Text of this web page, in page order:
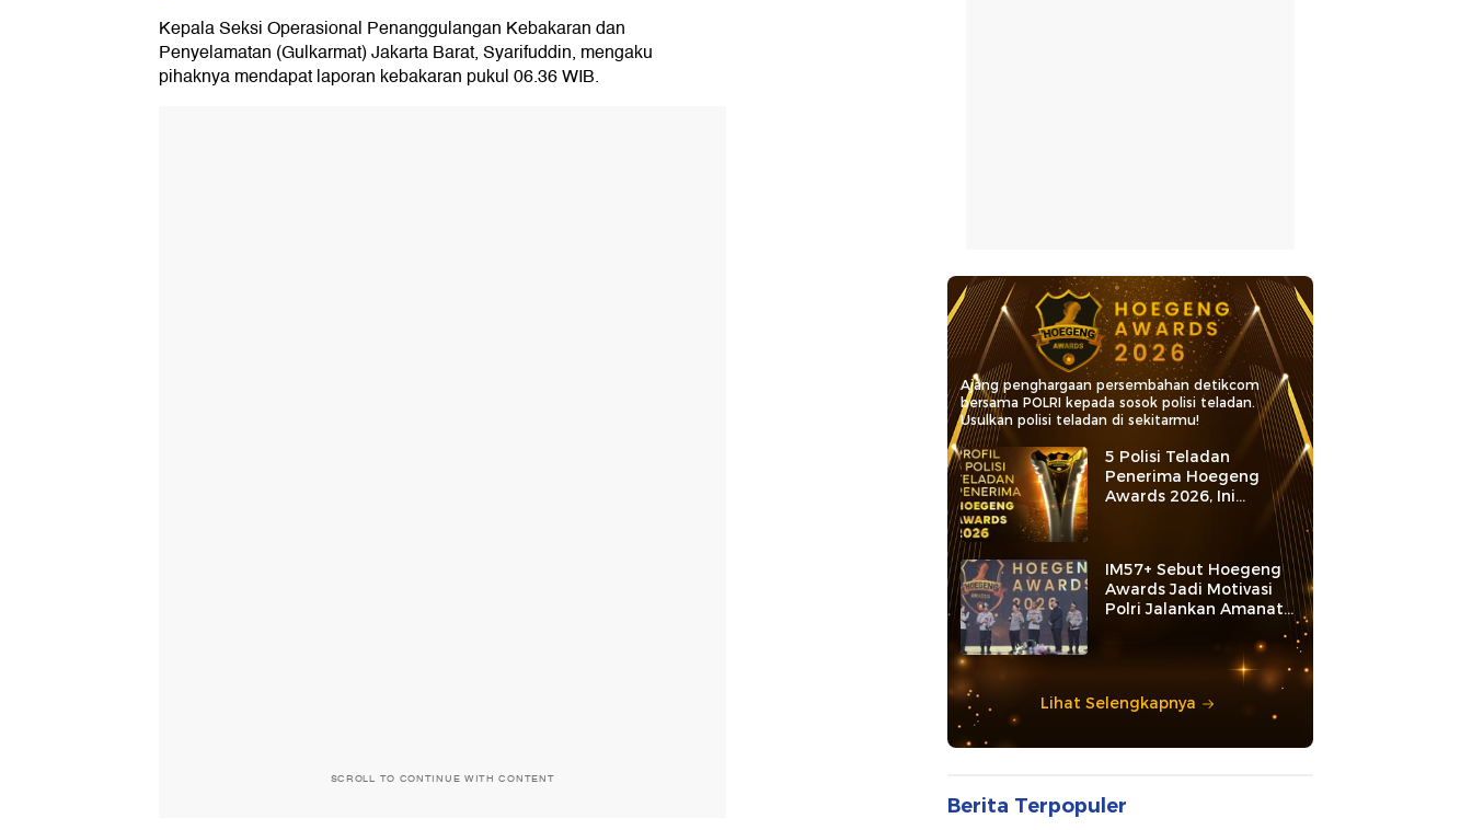
Kepala Seksi Operasional Penanggulangan Kebakaran dan
Penyelamatan (Gulkarmat) Jakarta Barat, Syarifuddin, mengaku
pihaknya mendapat laporan kebakaran pukul 06.36 WIB.
SCROLL TO CONTINUE WITH CONTENT
Ajang penghargaan persembahan detikcom
bersama POLRI kepada sosok polisi teladan.
Usulkan polisi teladan di sekitarmu!
5 Polisi Teladan
Penerima Hoegeng
Awards 2026, Ini
Kategori dan Kiprahnya
IM57+ Sebut Hoegeng
Awards Jadi Motivasi
Polri Jalankan Amanat
Lihat Selengkapnya
Berita Terpopuler